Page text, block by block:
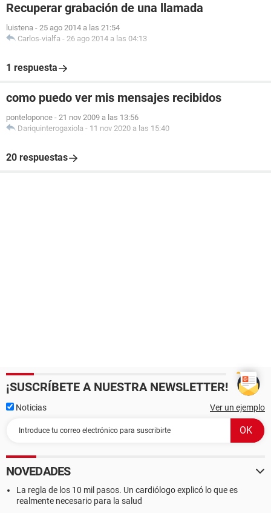
Recuperar grabación de una llamada
luistena - 25 ago 2014 a las 21:54
Carlos-vialfa - 26 ago 2014 a las 04:13
1 respuesta
como puedo ver mis mensajes recibidos
ponteloponce - 21 nov 2009 a las 13:56
Dariquinterogaxiola - 11 nov 2020 a las 15:40
20 respuestas
¡SUSCRÍBETE A NUESTRA NEWSLETTER!
Noticias Ver un ejemplo
NOVEDADES
La regla de los 10 mil pasos. Un cardiólogo explicó lo que es
realmente necesario para la salud